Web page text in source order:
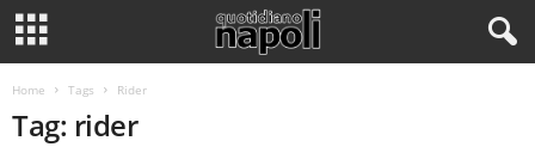
Home Tags Rider
Tag: rider